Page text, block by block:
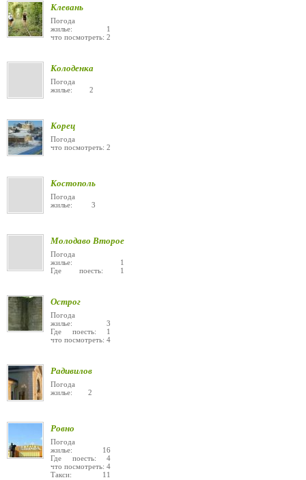
Клевань
Погода
жилье: 1
что посмотреть: 2
Колоденка
Погода
жилье: 2
Корец
Погода
что посмотреть: 2
Костополь
Погода
жилье: 3
Молодаво Второе
Погода
жилье: 1
Где поесть: 1
Острог
Погода
жилье: 3
Где поесть: 1
что посмотреть: 4
Радивилов
Погода
жилье: 2
Ровно
Погода
жилье: 16
Где поесть: 4
что посмотреть: 4
Такси: 11